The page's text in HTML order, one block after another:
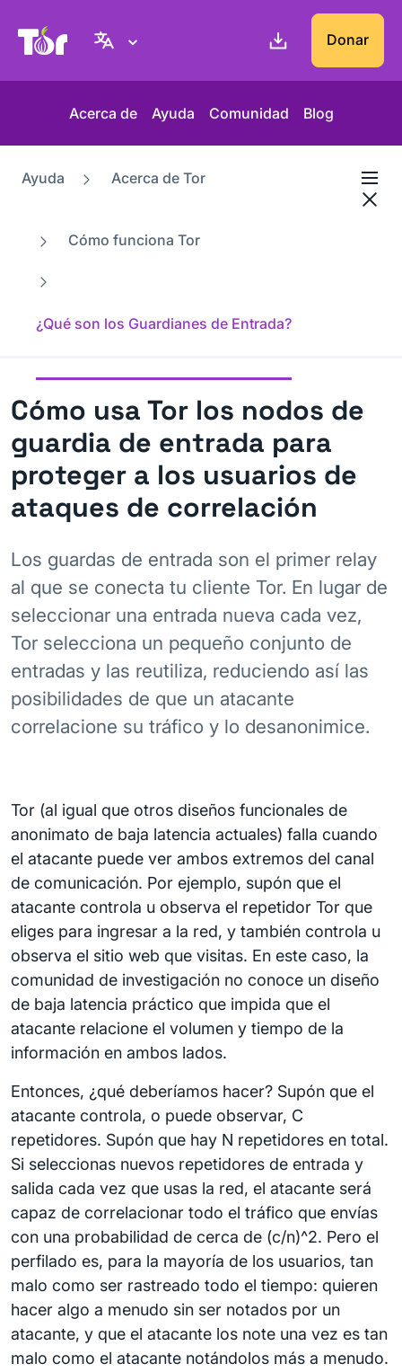
Web del Proyecto Tor Donar
Acerca de Ayuda Comunidad Blog
Ayuda Acerca de Tor
Cómo funciona Tor
¿Qué son los Guardianes de Entrada?
Cómo usa Tor los nodos de
guardia de entrada para
proteger a los usuarios de
ataques de correlación
Los guardas de entrada son el primer relay
al que se conecta tu cliente Tor. En lugar de
seleccionar una entrada nueva cada vez,
Tor selecciona un pequeño conjunto de
entradas y las reutiliza, reduciendo así las
posibilidades de que un atacante
correlacione su tráfico y lo desanonimice.
Tor (al igual que otros diseños funcionales de
anonimato de baja latencia actuales) falla cuando
el atacante puede ver ambos extremos del canal
de comunicación. Por ejemplo, supón que el
atacante controla u observa el repetidor Tor que
eliges para ingresar a la red, y también controla u
observa el sitio web que visitas. En este caso, la
comunidad de investigación no conoce un diseño
de baja latencia práctico que impida que el
atacante relacione el volumen y tiempo de la
información en ambos lados.
Entonces, ¿qué deberíamos hacer? Supón que el
atacante controla, o puede observar, C
repetidores. Supón que hay N repetidores en total.
Si seleccionas nuevos repetidores de entrada y
salida cada vez que usas la red, el atacante será
capaz de correlacionar todo el tráfico que envías
con una probabilidad de cerca de (c/n)^2. Pero el
perfilado es, para la mayoría de los usuarios, tan
malo como ser rastreado todo el tiempo: quieren
hacer algo a menudo sin ser notados por un
atacante, y que el atacante los note una vez es tan
malo como el atacante notándolos más a menudo.